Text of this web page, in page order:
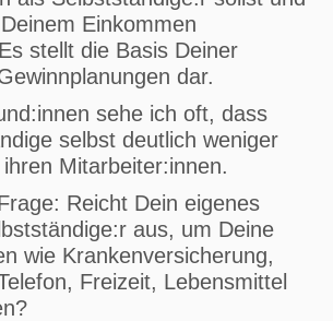
Einkommen
stellt die Basis Deiner
dar.
sehe ich oft, dass
selbst deutlich weniger
Mitarbeiter:innen.
Reicht Dein eigenes
aus, um Deine
wie Krankenversicherung,
Freizeit, Lebensmittel